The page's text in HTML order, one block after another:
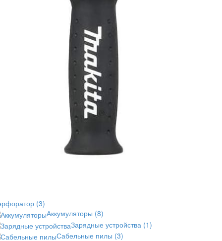
(3)
Аккумуляторы (8)
Зарядные устройства (1)
Сабельные пилы (3)